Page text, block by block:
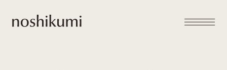
メニュー